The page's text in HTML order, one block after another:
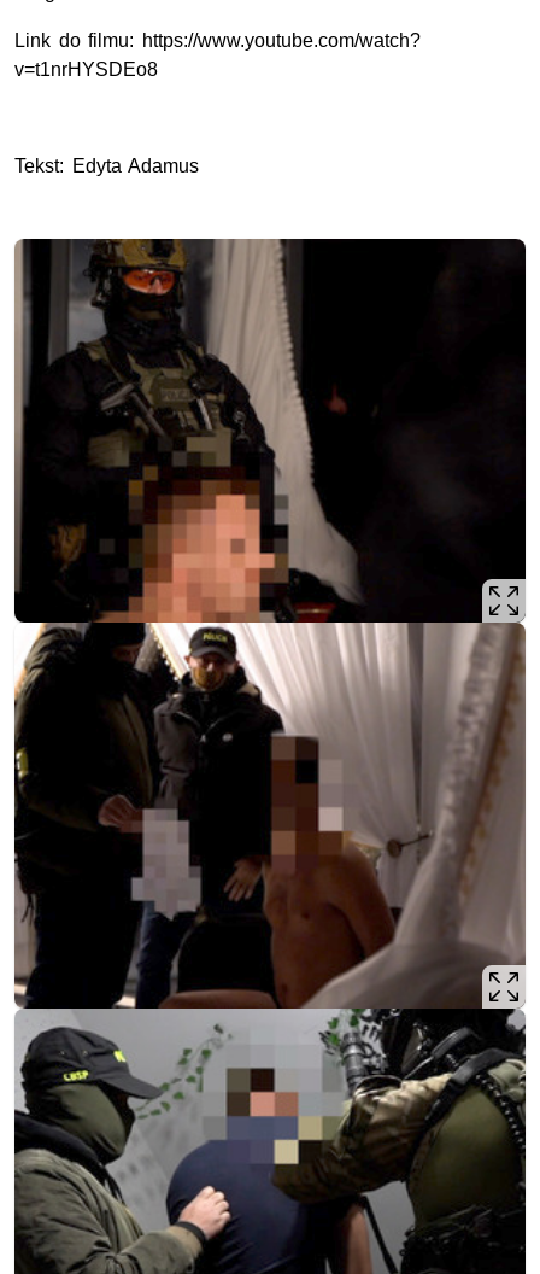
Link do filmu: https://www.youtube.com/watch?
v=t1nrHYSDEo8
Tekst: Edyta Adamus